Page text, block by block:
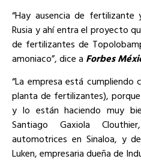
“Hay ausencia de
Rusia y ahí entra el proyecto
de fertilizantes de
amoniaco”, dice a Forbes
“La empresa está
planta de fertilizantes),
y lo están haciendo muy
Santiago Gaxiola
automotrices en Sinaloa, y
Luken, empresaria dueña de